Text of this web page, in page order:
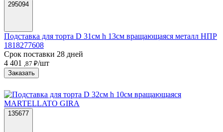
295094
Подставка для торта D 31см h 13см вращающаяся металл НПР
1818277608
Срок поставки 28 дней
4 401
,87 ₽/шт
Заказать
135677